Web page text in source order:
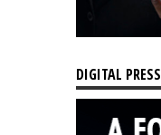
DIGITAL PRESS